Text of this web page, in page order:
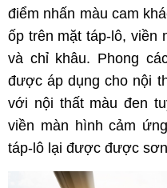
điểm nhấn màu cam
ốp trên mặt táp-lô, viền
và chỉ khâu. Phong
được áp dụng cho nội
với nội thất màu đen
viền màn hình cảm
táp-lô lại được được